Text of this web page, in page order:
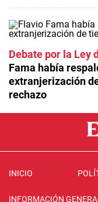
Debate por la Ley
Fama había
extranjerización
rechazo
INICIO
INFORMACIÓN